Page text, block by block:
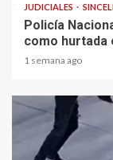
JUDICIALES
Policía
como hurtada
1 semana ago